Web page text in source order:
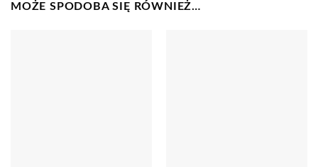
MOŻE SPODOBA SIĘ RÓWNIEŻ…